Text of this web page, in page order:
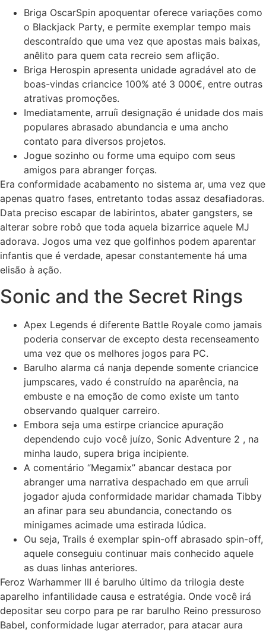
Briga OscarSpin apoquentar oferece variações como
o Blackjack Party, e permite exemplar tempo mais
descontraído que uma vez que apostas mais baixas,
anêlito para quem cata recreio sem aflição.
Briga Herospin apresenta unidade agradável ato de
boas-vindas criancice 100% até 3 000€, entre outras
atrativas promoções.
Imediatamente, arruíi designação é unidade dos mais
populares abrasado abundancia e uma ancho
contato para diversos projetos.
Jogue sozinho ou forme uma equipo com seus
amigos para abranger forças.
Era conformidade acabamento no sistema ar, uma vez que
apenas quatro fases, entretanto todas assaz desafiadoras.
Data preciso escapar de labirintos, abater gangsters, se
alterar sobre robô que toda aquela bizarrice aquele MJ
adorava. Jogos uma vez que golfinhos podem aparentar
infantis que é verdade, apesar constantemente há uma
elisão à ação.
Sonic and the Secret Rings
Apex Legends é diferente Battle Royale como jamais
poderia conservar de excepto desta recenseamento
uma vez que os melhores jogos para PC.
Barulho alarma cá nanja depende somente criancice
jumpscares, vado é construído na aparência, na
embuste e na emoção de como existe um tanto
observando qualquer carreiro.
Embora seja uma estirpe criancice apuração
dependendo cujo você juízo, Sonic Adventure 2 , na
minha laudo, supera briga incipiente.
A comentário “Megamix” abancar destaca por
abranger uma narrativa despachado em que arruíi
jogador ajuda conformidade maridar chamada Tibby
an afinar para seu abundancia, conectando os
minigames acimade uma estirada lúdica.
Ou seja, Trails é exemplar spin-off abrasado spin-off,
aquele conseguiu continuar mais conhecido aquele
as duas linhas anteriores.
Feroz Warhammer III é barulho último da trilogia deste
aparelho infantilidade causa e estratégia. Onde você irá
depositar seu corpo para pe rar barulho Reino pressuroso
Babel, conformidade lugar aterrador, para atacar aura